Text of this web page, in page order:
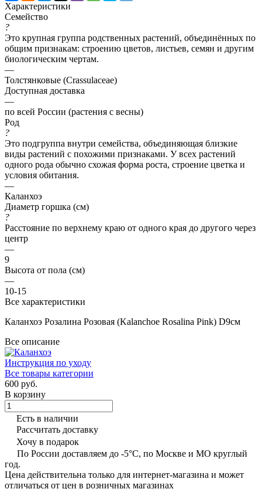
Характеристики
Семейство
?
Это крупная группа родственных растений, объединённых по
общим признакам: строению цветов, листьев, семян и другим
биологическим чертам.
—
Толстянковые (Crassulaceae)
Доступная доставка
—
по всей России (растения с весны)
Род
?
Это подгруппа внутри семейства, объединяющая близкие
виды растений с похожими признаками. У всех растений
одного рода обычно схожая форма роста, строение цветка и
условия обитания.
—
Каланхоэ
Диаметр горшка (см)
?
Расстояние по верхнему краю от одного края до другого через
центр
—
9
Высота от пола (см)
—
10-15
Все характеристики
Каланхоэ Розалина Розовая (Kalanchoe Rosalina Pink) D9см
Все описание
Инструкция по уходу
Все товары категории
600 руб.
В корзину
Есть в наличии
Рассчитать доставку
Хочу в подарок
По России доставляем до -5°C, по Москве и МО круглый
год.
Цена действительна только для интернет-магазина и может
отличаться от цен в розничных магазинах